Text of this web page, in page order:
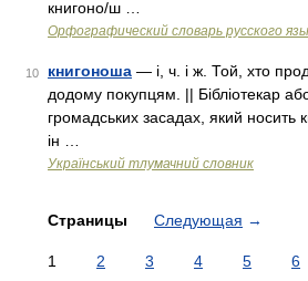
книгоно/ш …
Орфографический словарь русского
10 книгоноша — і, ч. і ж. Той, хто
додому покупцям. || Бібліотекар
громадських засадах, який носить
ін …
Український тлумачний словник
Страницы Следующая →
1 2 3 4 5 6